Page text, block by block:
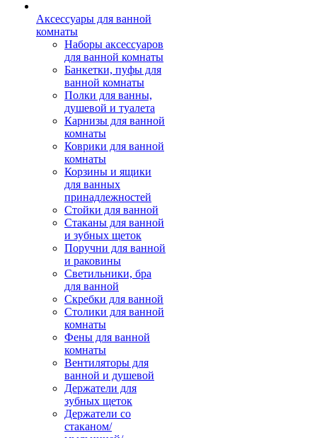
Аксессуары для ванной
комнаты
Наборы аксессуаров
для ванной комнаты
Банкетки, пуфы для
ванной комнаты
Полки для ванны,
душевой и туалета
Карнизы для ванной
комнаты
Коврики для ванной
комнаты
Корзины и ящики
для ванных
принадлежностей
Стойки для ванной
Стаканы для ванной
и зубных щеток
Поручни для ванной
и раковины
Светильники, бра
для ванной
Скребки для ванной
Столики для ванной
комнаты
Фены для ванной
комнаты
Вентиляторы для
ванной и душевой
Держатели для
зубных щеток
Держатели со
стаканом/